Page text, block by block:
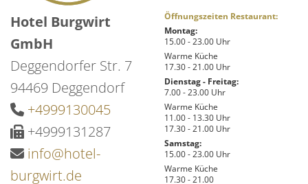
Hotel Burgwirt
GmbH
Deggendorfer Str. 7
94469 Deggendorf
 +4999130045
 +4999131287
 info@hotel-
burgwirt.de
Öffnungszeiten Restaurant:
Montag:
15.00 - 23.00 Uhr
Warme Küche
17.30 - 21.00 Uhr
Dienstag - Freitag:
7.00 - 23.00 Uhr
Warme Küche
11.00 - 13.30 Uhr
17.30 - 21.00 Uhr
Samstag:
15.00 - 23.00 Uhr
Warme Küche
17.30 - 21.00